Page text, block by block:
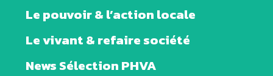
Le pouvoir & l’action locale
Le vivant & refaire société
News Sélection PHVA